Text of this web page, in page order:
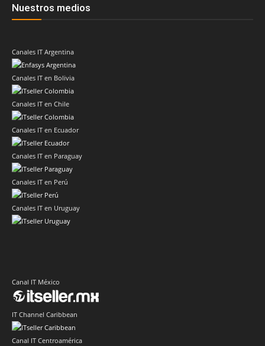
Nuestros medios
Canales IT Argentina
Canales IT en Bolivia
Canales IT en Chile
Canales IT en Ecuador
Canales IT en Paraguay
Canales IT en Perú
Canales IT en Uruguay
Canal IT México
IT Channel Caribbean
Canal IT Centroamérica